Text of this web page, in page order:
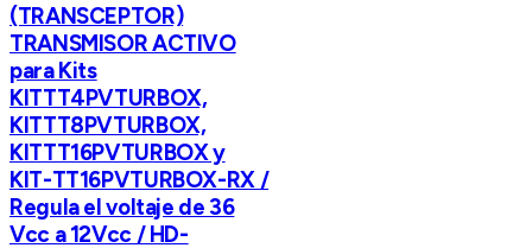
(TRANSCEPTOR)
TRANSMISOR ACTIVO
para Kits
KITTT4PVTURBOX,
KITTT8PVTURBOX,
KITTT16PVTURBOX y
KIT-TT16PVTURBOX-RX /
Regula el voltaje de 36
Vcc a 12Vcc / HD-